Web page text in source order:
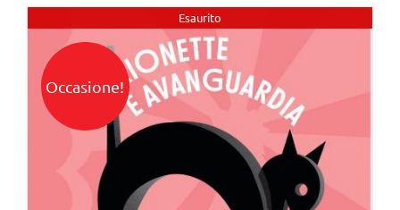
Esaurito
Occasione!